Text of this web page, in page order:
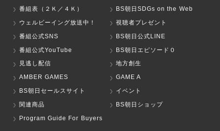
番組表（２Ｋ／４Ｋ）
BS朝日SDGs on the Web
ウェルビーイング放送中！
視聴者プレゼント
番組公式SNS
BS朝日公式LINE
番組公式YouTube
BS朝日エピソード０
見逃し配信
地方創生
AMBER GAMES
GAME A
BS朝日セールスサイト
イベント
関連商品
BS朝日ショップ
Program Guide For Buyers